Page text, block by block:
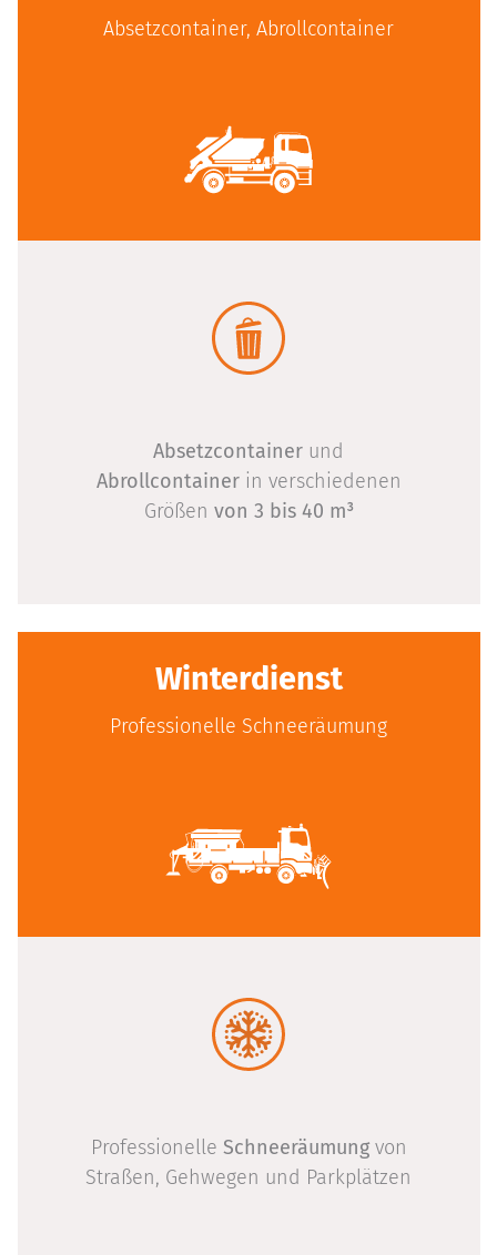
Absetzcontainer, Abrollcontainer
Absetzcontainer und
Abrollcontainerin verschiedenen
Größen von 3 bis 40 m³
Winterdienst
Professionelle Schneeräumung
Professionelle Schneeräumungvon
Straßen, Gehwegen und Parkplätzen